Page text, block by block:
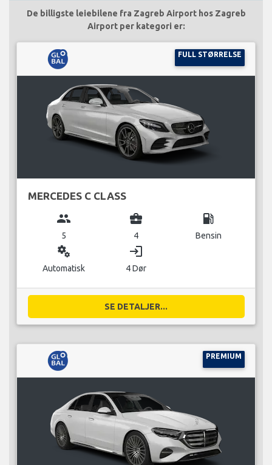
De billigste leiebilene fra Zagreb Airport hos Zagreb
Airport per kategori er:
FULL STØRRELSE
MERCEDES C CLASS
group
5
business_center
4
local_gas_station
Bensin
miscellaneous_services
Automatisk
login
4 Dør
SE DETALJER...
PREMIUM